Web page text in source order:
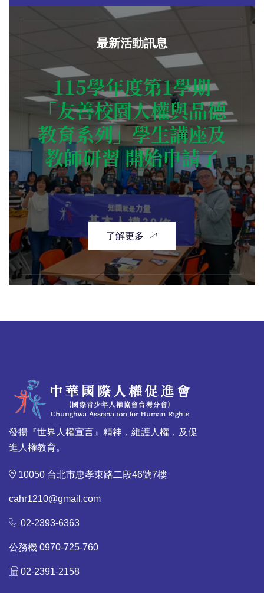
最新活動訊息
115學年度第1學期
「友善校園人權與品德
教育系列」學生講座及
教師研習 開始申請了
了解更多
發揚『世界人權宣言』精神，維護人權，及促
進人權教育。
10050 台北市忠孝東路二段46號7樓
cahr1210@gmail.com
02-2393-6363
公務機 0970-725-760
02-2391-2158